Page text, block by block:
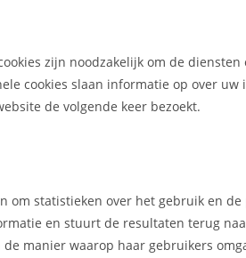
zijn noodzakelijk om de
cookies slaan informatie op over
de volgende keer bezoekt.
om statistieken over het gebruik en
en stuurt de resultaten terug
manier waarop haar gebruikers